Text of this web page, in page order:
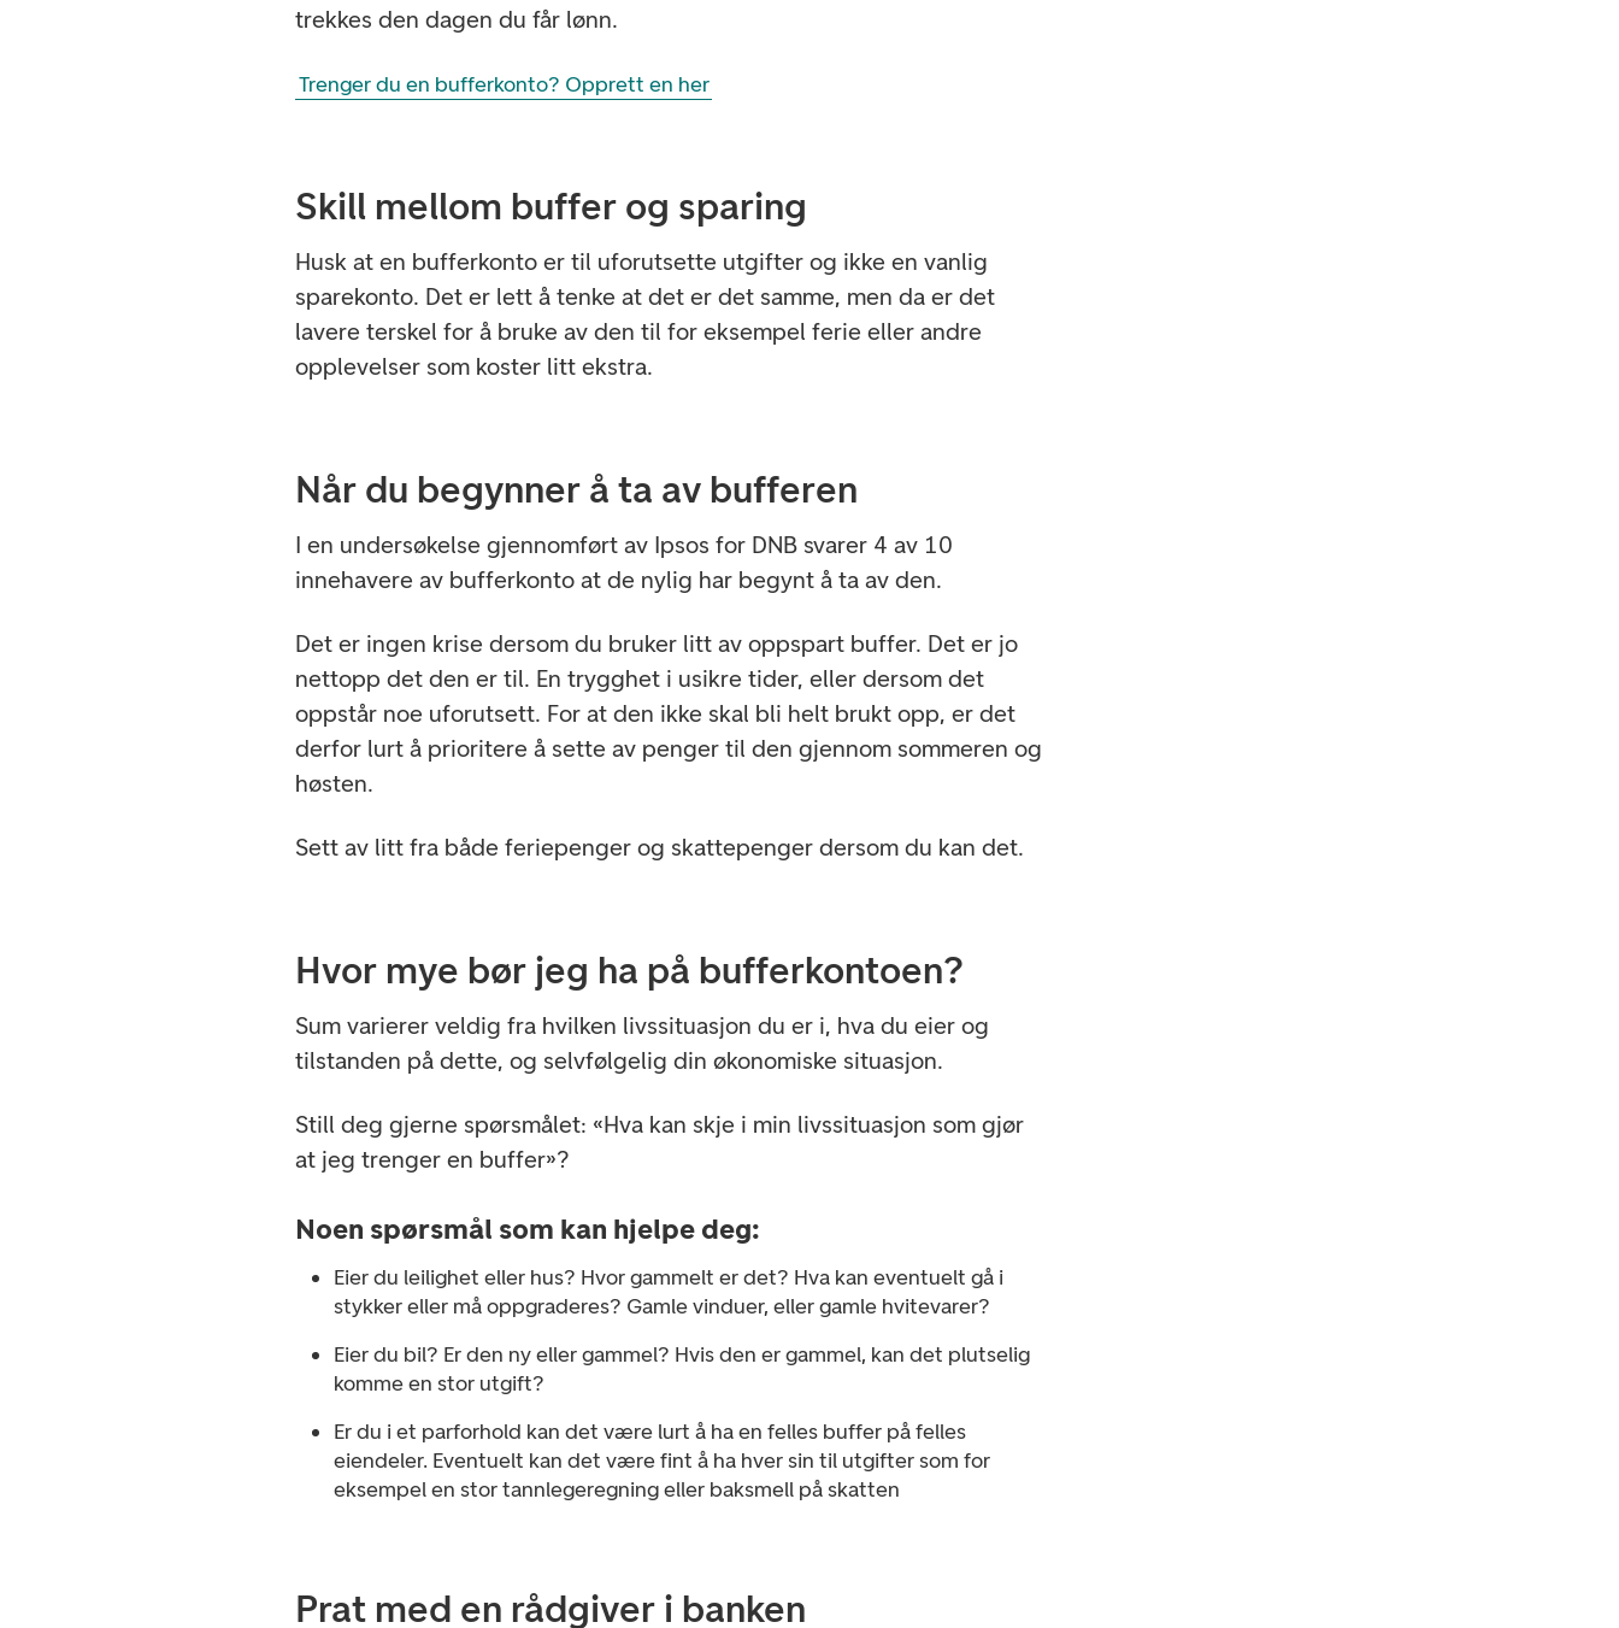
trekkes den dagen du får lønn.
Trenger du en bufferkonto? Opprett en her
Skill mellom buffer og sparing
Husk at en bufferkonto er til uforutsette utgifter og ikke en vanlig
sparekonto. Det er lett å tenke at det er det samme, men da er det
lavere terskel for å bruke av den til for eksempel ferie eller andre
opplevelser som koster litt ekstra.
Når du begynner å ta av bufferen
I en undersøkelse gjennomført av Ipsos for DNB svarer 4 av 10
innehavere av bufferkonto at de nylig har begynt å ta av den.
Det er ingen krise dersom du bruker litt av oppspart buffer. Det er jo
nettopp det den er til. En trygghet i usikre tider, eller dersom det
oppstår noe uforutsett. For at den ikke skal bli helt brukt opp, er det
derfor lurt å prioritere å sette av penger til den gjennom sommeren og
høsten.
Sett av litt fra både feriepenger og skattepenger dersom du kan det.
Hvor mye bør jeg ha på bufferkontoen?
Sum varierer veldig fra hvilken livssituasjon du er i, hva du eier og
tilstanden på dette, og selvfølgelig din økonomiske situasjon.
Still deg gjerne spørsmålet: «Hva kan skje i min livssituasjon som gjør
at jeg trenger en buffer»?
Noen spørsmål som kan hjelpe deg:
Eier du leilighet eller hus? Hvor gammelt er det? Hva kan eventuelt gå i
stykker eller må oppgraderes? Gamle vinduer, eller gamle hvitevarer?
Eier du bil? Er den ny eller gammel? Hvis den er gammel, kan det plutselig
komme en stor utgift?
Er du i et parforhold kan det være lurt å ha en felles buffer på felles
eiendeler. Eventuelt kan det være fint å ha hver sin til utgifter som for
eksempel en stor tannlegeregning eller baksmell på skatten
Prat med en rådgiver i banken